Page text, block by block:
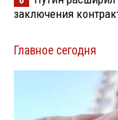
заключения
Главное сегодня